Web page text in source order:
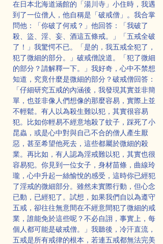
在日本北海道涵館的「湯川寺」小住時，我遇
到了一位僧人，他自稱是「破戒僧」。我合掌
問他：「你破了何戒？」他回答：「我破了
殺、盜、淫、妄、酒這五條戒。」「五戒全破
了！」我驚愕不已。「是的，我五戒全犯了，
犯了微細的部分。」破戒僧說道。「犯了微細
的部分？請解釋一下。」我好奇，心中不禁想
知道，究竟什麼是微細的部分？破戒僧回答：
「仔細研究五戒的內涵後，我發現其實並非簡
單，也並非像人們想像的那麼容易，實際上並
不輕鬆。有人以為殺生難以犯，其實很容易
犯。比如你輕易不經意地殺了蚊子，踩死了小
昆蟲，或是心中對與自己不合的僧人產生厭
惡，甚至希望他死去，這些都屬於微細的殺
業。再比如，有人認為淫戒難以犯，其實也很
容易犯。你見到一位女子，身材苗條，曲線玲
瓏，心中升起一絲愉悅的感受，這時你已經犯
了淫戒的微細部分。雖然未實際行動，但心念
已動，已經犯了。試想，如果我們自以為遵守
五戒，卻往往無意間在不經意間犯了微細的戒
業，誰能免於這些呢？不必自詡，事實上，每
個人都可能是破戒僧。」我聽後，冷汗直流，
五戒是所有戒律的根本，若連五戒都無法完美